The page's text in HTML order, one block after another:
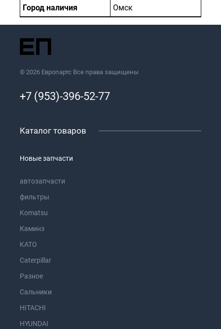
Город наличия
Омск
© 2026 Европартс Все права защищены
+7 (953)-396-52-77
Каталог товаров
Новые запчасти
автозапчасти
фильтры
Komatsu
Каминз
KATO
Caterpillar
Разное
Сальники
HITACHI
HYUNDAI